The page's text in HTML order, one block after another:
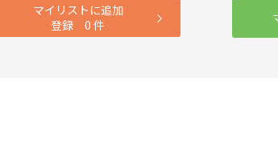
マイリストに追加
登録0 件